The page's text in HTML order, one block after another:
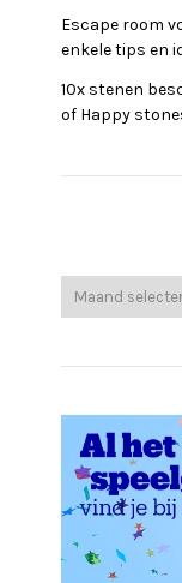
Escape room
enkele tips en
10x stenen
of Happy